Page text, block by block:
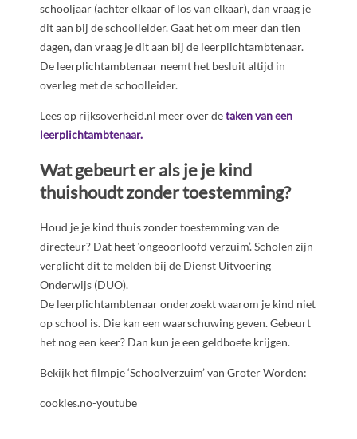
schooljaar (achter elkaar of los van elkaar), dan vraag je
dit aan bij de schoolleider. Gaat het om meer dan tien
dagen, dan vraag je dit aan bij de leerplichtambtenaar.
De leerplichtambtenaar neemt het besluit altijd in
overleg met de schoolleider.
Lees op rijksoverheid.nl meer over detaken van een
leerplichtambtenaar.
Wat gebeurt er als je je kind
thuishoudt zonder toestemming?
Houd je je kind thuis zonder toestemming van de
directeur? Dat heet ‘ongeoorloofd verzuim’. Scholen zijn
verplicht dit te melden bij de Dienst Uitvoering
Onderwijs (DUO).
De leerplichtambtenaar onderzoekt waarom je kind niet
op school is. Die kan een waarschuwing geven. Gebeurt
het nog een keer? Dan kun je een geldboete krijgen.
Bekijk het filmpje ‘Schoolverzuim’ van Groter Worden:
cookies.no-youtube